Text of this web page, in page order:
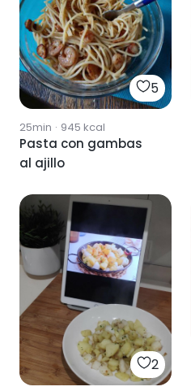
5
25min · 945 kcal
Pasta con gambas
al ajillo
2